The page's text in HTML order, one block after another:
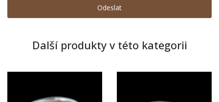
Další produkty v této kategorii